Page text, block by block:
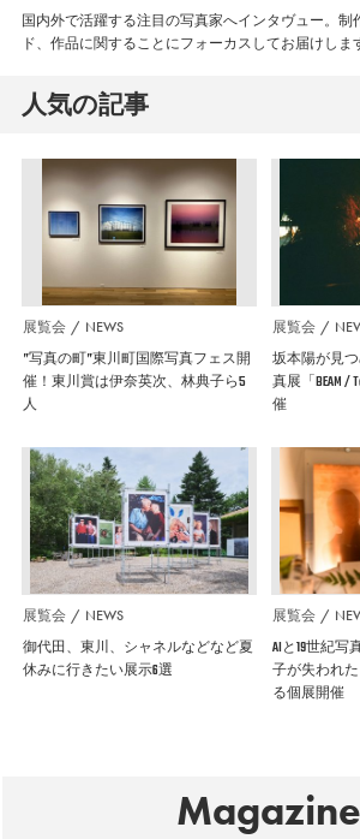
国内外で活躍する注目の写真家へインタヴュー。制
ド、作品に関することにフォーカスしてお届けしま
人気の記事
展覧会 NEWS
”写真の町”東川町国際写真フェス開
催！東川賞は伊奈英次、林典子ら5
人
展覧会
坂本陽が見
真展「BEAM /
催
展覧会 NEWS
御代田、東川、シャネルなどなど夏
休みに行きたい展示6選
展覧会
AIと19世紀
子が失われ
る個展開催
Magazine